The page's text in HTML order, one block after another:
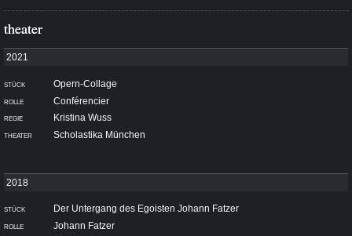
theater
theater
Opern-Collage
Conférencier
Kristina Wuss
Scholastika München
Der Untergang des Egoisten Johann Fatzer
Johann Fatzer